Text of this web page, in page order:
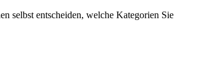
selbst entscheiden, welche Kategorien Sie